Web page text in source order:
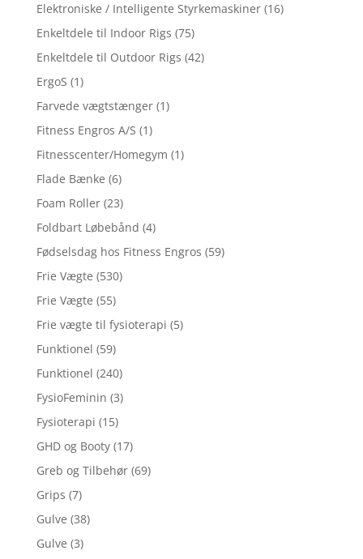
Elektroniske / Intelligente Styrkemaskiner (16)
Enkeltdele til Indoor Rigs (75)
Enkeltdele til Outdoor Rigs (42)
ErgoS (1)
Farvede vægtstænger (1)
Fitness Engros A/S (1)
Fitnesscenter/Homegym (1)
Flade Bænke (6)
Foam Roller (23)
Foldbart Løbebånd (4)
Fødselsdag hos Fitness Engros (59)
Frie Vægte (530)
Frie Vægte (55)
Frie vægte til fysioterapi (5)
Funktionel (59)
Funktionel (240)
FysioFeminin (3)
Fysioterapi (15)
GHD og Booty (17)
Greb og Tilbehør (69)
Grips (7)
Gulve (38)
Gulve (3)